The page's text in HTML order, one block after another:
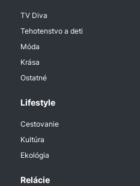
TV Diva
Tehotenstvo a deti
Móda
Krása
Ostatné
Lifestyle
Cestovanie
Kultúra
Ekológia
Relácie